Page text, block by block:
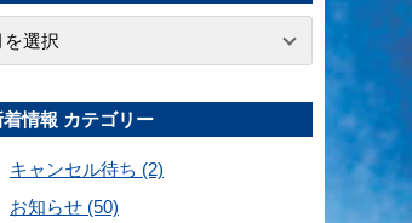
着情報 カテゴリー
キャンセル待ち (2)
お知らせ (50)